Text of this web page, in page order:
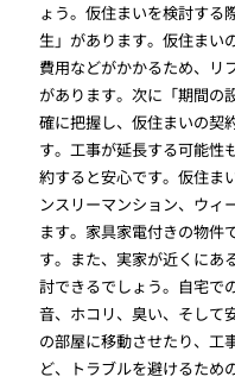
ょう。仮住まいを検討する
生」があります。仮住まい
費用などがかかるため、リ
があります。次に「期間の
確に把握し、仮住まいの契
す。工事が延長する可能性
約すると安心です。仮住ま
ンスリーマンション、ウィ
ます。家具家電付きの物件
す。また、実家が近くにあ
討できるでしょう。自宅で
音、ホコリ、臭い、そして
の部屋に移動させたり、工
ど、トラブルを避けるため